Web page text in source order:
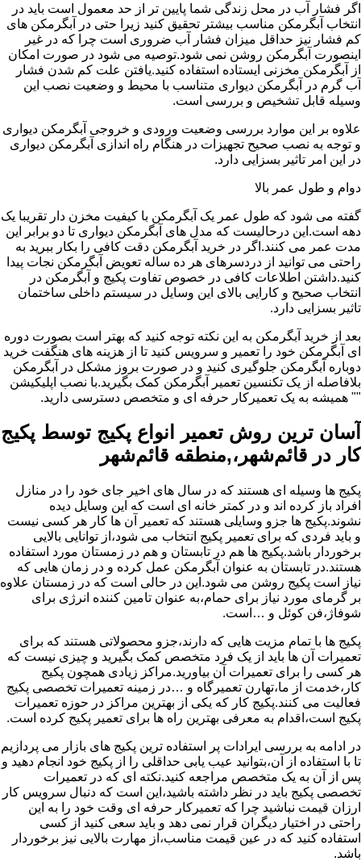
اگر فشار آب در محل زندگی شما پایین تر از حد معمول است باید در
انتخاب آبگرمکن مناسب بیشتر تحقیق کنید زیرا حتی در آبگرمکن های
کم فشار نیز حداقل میزان فشار آب ضروری است چرا که در غیر
اینصورت آبگرمکن روشن نمی شود.توصیه می شود در صورت امکان
از آبگرمکن مخزنی ایستاده استفاده کنید.یافتن علت کم شدن فشار
آب گرم در آبگرمکن دیواری متناسب با محیط و وضعیت نصب این
وسیله قابل تشخیص و بررسی است.
علاوه بر این موارد بررسی وضعیت ورودی و خروجی آبگرمکن دیواری
و توجه به نصب صحیح تجهیزات در هنگام راه اندازی آبگرمکن دیواری
در این امر تاثیر بسزایی دارد.
دوام و طول عمر بالا
گفته می شود که طول عمر یک آبگرمکن با کیفیت مخزن دار تقریبا یک
دهه است.این درحالیست که مدل های آبگرمکن دیواری تا دو برابر این
مدت عمر می کنند.اگر در خرید آبگرمکن دقت کافی را بکار ببرید به
راحتی می توانید از دردسرهای هر ده ساله تعویض آبگرمکن نجات پیدا
کنید.داشتن اطلاعات کافی در خصوص تفاوت پکیج و آبگرمکن در
انتخاب صحیح و کارایی بالای این وسایل در سیستم داخلی ساختمان
تاثیر بسزایی دارد.
بعد از خرید آبگرمکن به این نکته توجه کنید که بهتر است بصورت دوره
ای آبگرمکن خود را تعمیر و سرویس کنید تا از هزینه های هنگفت خرید
دوباره آبگرمکن جلوگیری کنید و در صورت بروز مشکل در آبگرمکن
بلافاصله از یک تکنسین تعمیر آبگرمکن کمک بگیرید.با نصب اپلیکیشن
"" همیشه به یک تعمیرکار حرفه ای و متخصص دسترسی دارید.
آسان ترین روش تعمیر انواع پکیج توسط پکیج
کار در قائم‌شهر،,منطقه قائم‌شهر
پکیج ها وسیله ای هستند که در سال های اخیر جای خود را در منازل
افراد باز کرده اند و در کمتر خانه ای است که این وسایل دیده
نشوند.پکیج ها جزو وسایلی هستند که تعمیر آن ها کار هر کسی نیست
و باید فردی که برای تعمیر پکیج انتخاب می شود،از توانایی بالایی
برخوردار باشد.پکیج ها هم در تابستان و هم در زمستان مورد استفاده
هستند.در تابستان به عنوان آبگرمکن عمل کرده و در زمان هایی که
نیاز است پکیج روشن می شود.این در حالی است که در زمستان علاوه
بر گرمای مورد نیاز برای حمام،به عنوان تامین کننده انرژی برای
شوفاژ،فن کوئل و …است.
پکیج ها با تمام مزیت هایی که دارند،جزو محصولاتی هستند که برای
تعمیرات آن ها باید از یک فرد متخصص کمک بگیرید و چیزی نیست که
هر کسی را برای تعمیرات آن بیاورید.مراکز زیادی همچون پکیج
کار،خدمت از ما،تهارن تعمیرگاه و …در زمینه تعمیرات تخصصی پکیج
فعالیت می کنند.پکیج کار که یکی از بهترین مراکز در حوزه تعمیرات
پکیج است،اقدام به معرفی بهترین راه ها برای تعمیر پکیج کرده است.
در ادامه به بررسی ایرادات پر استفاده ترین پکیج های بازار می پردازیم
تا با استفاده از آن،بتوانید عیب یابی حداقلی را از پکیج خود انجام دهید و
پس از آن به یک متخصص مراجعه کنید.نکته ای که در تعمیرات
تخصصی پکیج باید در نظر داشته باشید،این است که دنبال سرویس کار
ارزان قیمت نباشید چرا که تعمیرکار حرفه ای وقت خود را به این
راحتی در اختیار دیگران قرار نمی دهد و باید سعی کنید از کسی
استفاده کنید که در عین قیمت مناسب،از مهارت بالایی نیز برخوردار
باشد.